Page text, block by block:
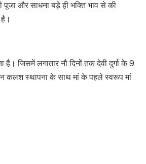
पूजा और साधना बड़े ही भक्ति भाव से की
जिसमें लगातार नौ दिनों तक देवी दुर्गा के 9
कलश स्थापना के साथ मां के पहले स्वरूप मां